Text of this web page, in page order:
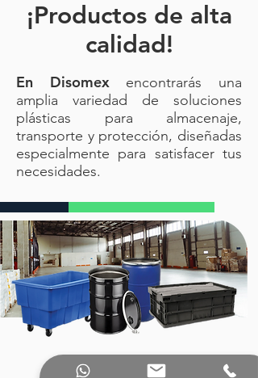
¡Productos de alta
calidad!
En Disomexencontrarás una
amplia variedad de soluciones
plásticas para almacenaje,
transporte y protección, diseñadas
especialmente para satisfacer tus
necesidades.